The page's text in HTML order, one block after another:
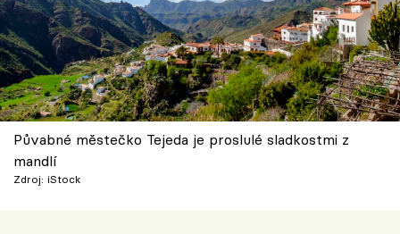
Půvabné městečko Tejeda je proslulé sladkostmi z
mandlí
Zdroj: iStock